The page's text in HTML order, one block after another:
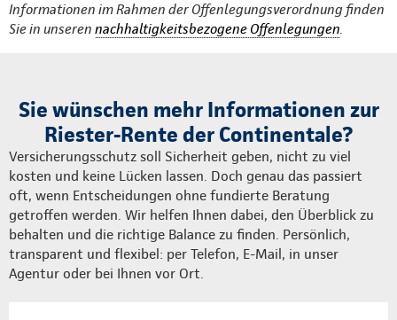
Informationen im Rahmen der Offenlegungsverordnung finden
Sie in unseren nachhaltigkeitsbezogene Offenlegungen.
Sie wünschen mehr Informationen zur
Riester-Rente der Continentale?
Versicherungsschutz soll Sicherheit geben, nicht zu viel
kosten und keine Lücken lassen. Doch genau das passiert
oft, wenn Entscheidungen ohne fundierte Beratung
getroffen werden. Wir helfen Ihnen dabei, den Überblick zu
behalten und die richtige Balance zu finden. Persönlich,
transparent und flexibel: per Telefon, E-Mail, in unser
Agentur oder bei Ihnen vor Ort.